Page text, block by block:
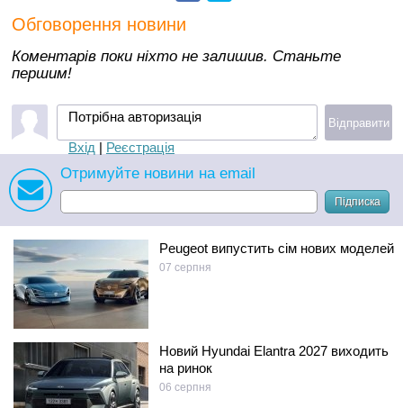
Обговорення новини
Коментарів поки ніхто не залишив. Станьте
першим!
Потрібна авторизація
Вхід | Реєстрація
Відправити
Отримуйте новини на email
Підписка
Peugeot випустить сім нових моделей
07 серпня
Новий Hyundai Elantra 2027 виходить
на ринок
06 серпня